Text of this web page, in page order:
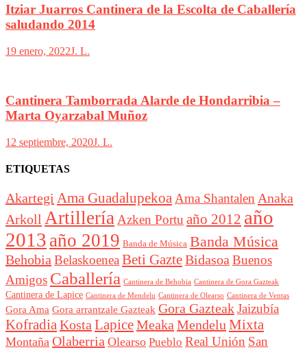
Itziar Juarros Cantinera de la Escolta de Caballería
saludando 2014
19 enero, 2022J. L.
Cantinera Tamborrada Alarde de Hondarribia –
Marta Oyarzabal Muñoz
12 septiembre, 2020J. L.
ETIQUETAS
Akartegi Ama Guadalupekoa Ama Shantalen Anaka
Arkoll Artillería Azken Portu año 2012 año
2013 año 2019 Banda de Música Banda Música
Behobia Belaskoenea Beti GazteBidasoa Buenos
Amigos Caballería Cantinera de Behobia Cantinera de Gora Gazteak
Cantinera de Lapice Cantinera de Mendelu Cantinera de Olearso Cantinera de Ventas
Gora Ama Gora arrantzale Gazteak Gora GazteakJaizubía
Kofradia Kosta LapiceMeaka Mendelu Mixta
Montaña Olaberria Olearso Pueblo Real Unión San